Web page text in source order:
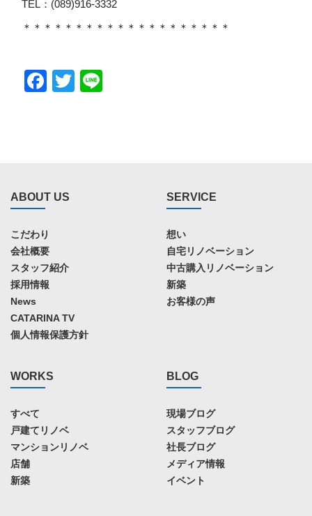
TEL：(089)916-3332
＊＊＊＊＊＊＊＊＊＊＊＊＊＊＊＊＊＊＊＊
Facebook
Twitter
ABOUT US
こだわり
会社概要
スタッフ紹介
採用情報
News
CATARINA TV
個人情報保護方針
SERVICE
想い
自宅リノベーション
中古購入リノベーション
新築
お客様の声
WORKS
すべて
戸建てリノベ
マンションリノベ
店舗
新築
BLOG
現場ブログ
スタッフブログ
社長ブログ
メディア情報
イベント